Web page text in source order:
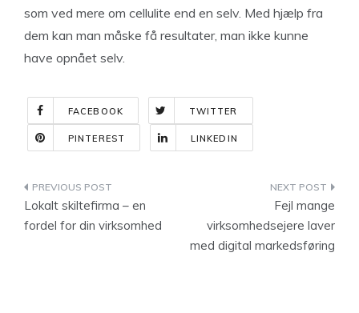
som ved mere om cellulite end en selv. Med hjælp fra
dem kan man måske få resultater, man ikke kunne
have opnået selv.
FACEBOOK TWITTER
PINTEREST LINKEDIN
Indlægsnavigation
Lokalt skiltefirma – en
fordel for din virksomhed
Fejl mange
virksomhedsejere laver
med digital markedsføring